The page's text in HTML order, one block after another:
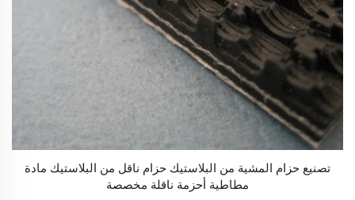
تصنيع حزام المشية من البلاستيك حزام ناقل من البلاستيك مادة
مطاطية أحزمة ناقلة مخصصة